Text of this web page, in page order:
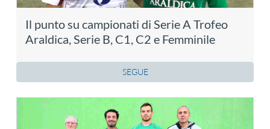
Il punto su campionati di Serie A Trofeo
Araldica, Serie B, C1, C2 e Femminile
SEGUE